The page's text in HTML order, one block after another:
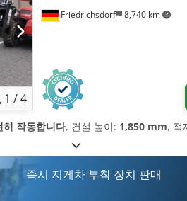
1 /4
Friedrichsdorf 8,740 km
히 작동합니다, 건설 높이: 1,850 mm, 적
즉시 지게차 부착 장치 판매